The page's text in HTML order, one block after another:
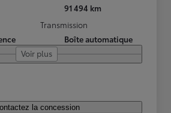
91 494 km
Transmission
Boîte automatique
Voir plus
la concession